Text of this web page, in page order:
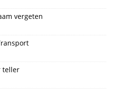
vergeten
teller